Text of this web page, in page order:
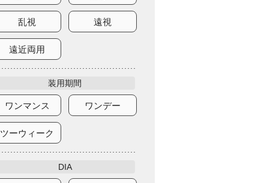
乱視 遠視
遠近両用
装用期間
ワンマンス ワンデー
ツーウィーク
DIA